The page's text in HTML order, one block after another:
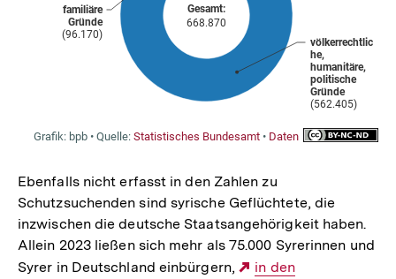
Ebenfalls nicht erfasst in den Zahlen zu
Schutzsuchenden sind syrische Geflüchtete, die
inzwischen die deutsche Staatsangehörigkeit haben.
Allein 2023 ließen sich mehr als 75.000 Syrerinnen und
Syrer in Deutschland einbürgern,
Externer
in den